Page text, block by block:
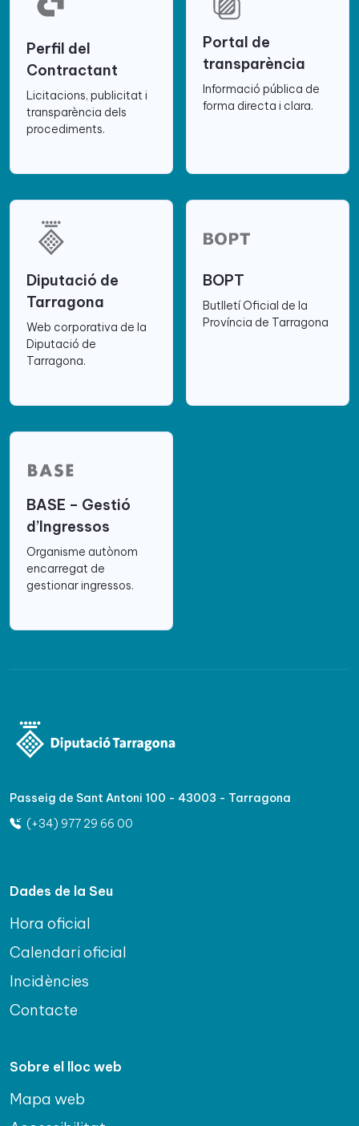
Perfil del
Contractant
Licitacions, publicitat i
transparència dels
procediments.
Portal de
transparència
Informació pública de
forma directa i clara.
Diputació de
Tarragona
Web corporativa de la
Diputació de
Tarragona.
BOPT
Butlletí Oficial de la
Província de Tarragona
BASE – Gestió
d’Ingressos
Organisme autònom
encarregat de
gestionar ingressos.
Passeig de Sant Antoni 100 - 43003 - Tarragona
(+34) 977 29 66 00
Dades de la Seu
Hora oficial
Calendari oficial
Incidències
Contacte
Sobre el lloc web
Mapa web